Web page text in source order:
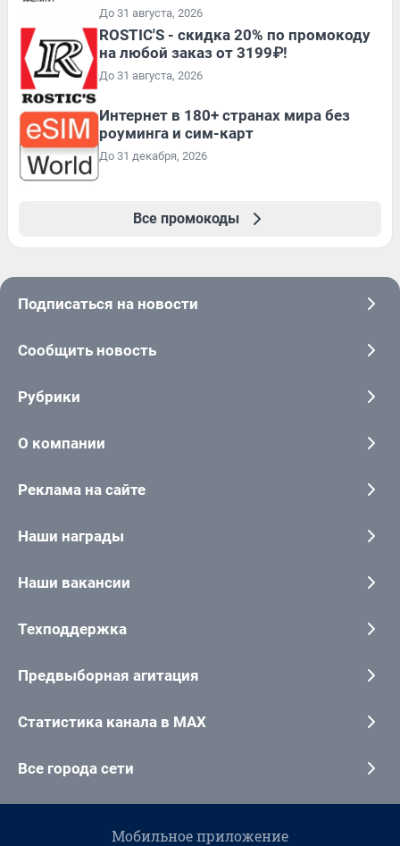
До 31 августа, 2026
ROSTIC'S - скидка 20% по промокоду
на любой заказ от 3199₽!
До 31 августа, 2026
Интернет в 180+ странах мира без
роуминга и сим-карт
До 31 декабря, 2026
Все промокоды
Подписаться на новости
Сообщить новость
Рубрики
О компании
Реклама на сайте
Наши награды
Наши вакансии
Техподдержка
Предвыборная агитация
Статистика канала в MAX
Все города сети
Мобильное приложение